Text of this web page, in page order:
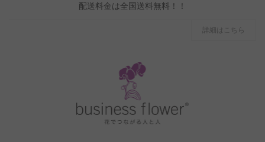
配送料金は全国送料無料！！
詳細はこちら